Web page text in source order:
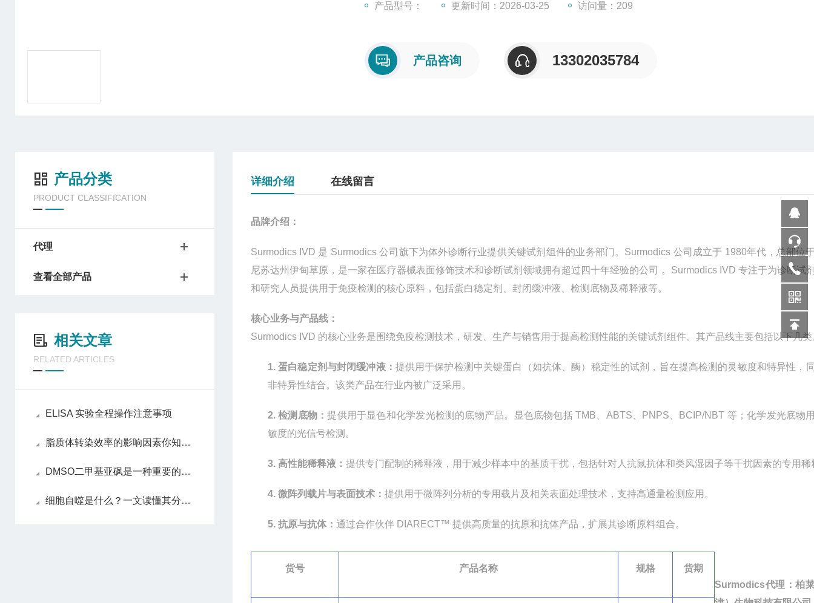
产品型号： 更新时间：2026-03-25 访问量：209
产品咨询 13302035784
产品分类
PRODUCT CLASSIFICATION
代理
查看全部产品
相关文章
RELATED ARTICLES
ELISA 实验全程操作注意事项
脂质体转染效率的影响因素你知道吗？
DMSO二甲基亚砜是一种重要的渗透性细胞保护剂
细胞自噬是什么？一文读懂其分类、机制与功能
详细介绍 在线留言
品牌介绍：
Surmodics IVD 是 Surmodics公司旗下为体外诊断行业提供关键试剂组件的业务部门。 Surmodics 公司成立于 1980年代，总部位
尼苏达州伊甸草原，是一家在医疗器械表面修饰技术和诊断试剂领域拥有超过四十年经验的公司 。 Surmodics IVD 专注于为诊断试
和研究人员提供用于免疫检测的核心原料，包括蛋白稳定剂、封闭缓冲液、检测底物及稀释液等。
核心业务与产品线：
Surmodics IVD 的核心业务是围绕免疫检测技术，研发、生产与销售用于提高检测性能的关键试剂组件。其产品线主要包括以下几类
1.蛋白稳定剂与封闭缓冲液： 提供用于保护检测中关键蛋白（如抗体、酶）稳定性的试剂，旨在提高检测的灵敏度和特异性，
非特异性结合。该类产品在行业内被广泛采用。
2.检测底物：提供用于显色和化学发光检测的底物产品。显色底物包括 TMB ABTS PNPS BCIP/NBT 等；化学发光底物
敏度的光信号检测。
3. 高性能稀释液： 提供专门配制的稀释液，用于减少样本中的基质干扰，包括针对人抗鼠抗体和类风湿因子等干扰因素的专用稀
4. 微阵列载片与表面技术： 提供用于微阵列分析的专用载片及相关表面处理技术，支持高通量检测应用。
5. 抗原与抗体： 通过合作伙伴 DIARECT™ 提供高质量的抗原和抗体产品，扩展其诊断原料组合。
货号 产品名称 规格 货期
Surmodics代理：柏